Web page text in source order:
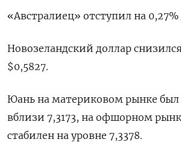
«Австралиец» отступил на 0,27%
Новозеландский доллар
$0,5827​.
Юань на материковом рынке
вблизи 7,3173​, на офшорном
стабилен на уровне 7,3378.